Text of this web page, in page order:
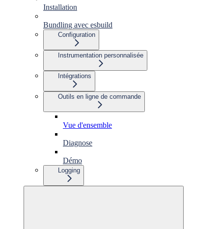
Installation
Bundling avec esbuild
Configuration
Instrumentation personnalisée
Intégrations
Outils en ligne de commande
Vue d'ensemble
Diagnose
Démo
Logging